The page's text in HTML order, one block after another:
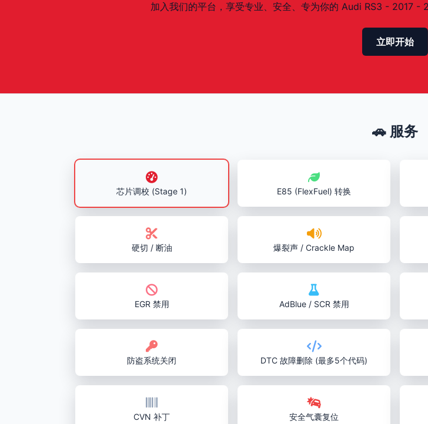
加入我们的平台，享受专业、安全、专为你的 Audi RS3 - 2017 -
立即开始
🚗 服务
芯片调校 (Stage 1) E85 (FlexFuel) 转换
硬切 / 断油 爆裂声 / Crackle Map
EGR 禁用 AdBlue / SCR 禁用
防盗系统关闭 DTC 故障删除 (最多5个代码)
CVN 补丁 安全气囊复位